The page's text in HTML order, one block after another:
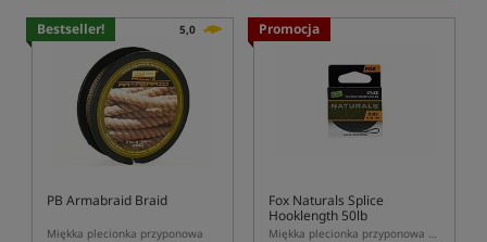
Bestseller! 5,0
PB Armabraid Braid
Miękka plecionka przyponowa
Promocja
Fox Naturals Splice
Hooklength 50lb
Miękka plecionka przyponowa z możliwością zaplatania